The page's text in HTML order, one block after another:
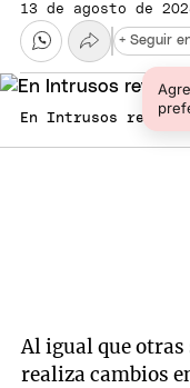
13 de agosto de
+ Seguir
En Intrusos
Al igual que
realiza cambios